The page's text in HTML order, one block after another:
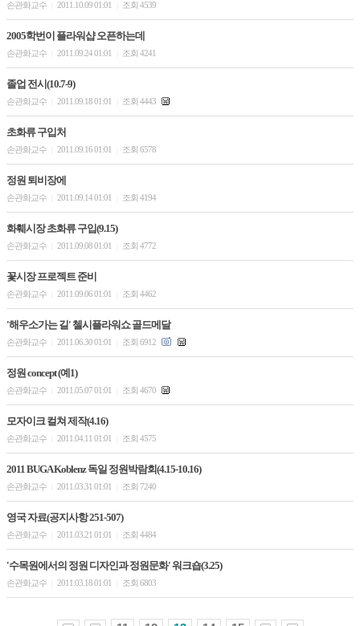
손관화교수 2011.10.09 01:01 조회 4539
2005학번이 플라워샵 오픈하는데
손관화교수 2011.09.24 01:01 조회 4241
졸업 전시(10.7-9)
손관화교수 2011.09.18 01:01 조회 4443
초화류 구입처
손관화교수 2011.09.16 01:01 조회 6578
정원 퇴비장에
손관화교수 2011.09.14 01:01 조회 4194
화훼시장 초화류 구입(9.15)
손관화교수 2011.09.08 01:01 조회 4772
꽃시장 프로젝트 준비
손관화교수 2011.09.06 01:01 조회 4462
'해우소가는 길' 첼시플라워쇼 골드메달
손관화교수 2011.06.30 01:01 조회 6912
정원 concept (예1)
손관화교수 2011.05.07 01:01 조회 4670
모자이크 컬쳐 제작(4.16)
손관화교수 2011.04.11 01:01 조회 4575
2011 BUGA Koblenz 독일 정원박람회(4.15-10.16)
손관화교수 2011.03.31 01:01 조회 7240
영국 자료(공지사항 251-507)
손관화교수 2011.03.21 01:01 조회 4484
'수목원에서의 정원 디자인과 정원문화' 워크숍(3.25)
손관화교수 2011.03.18 01:01 조회 6803